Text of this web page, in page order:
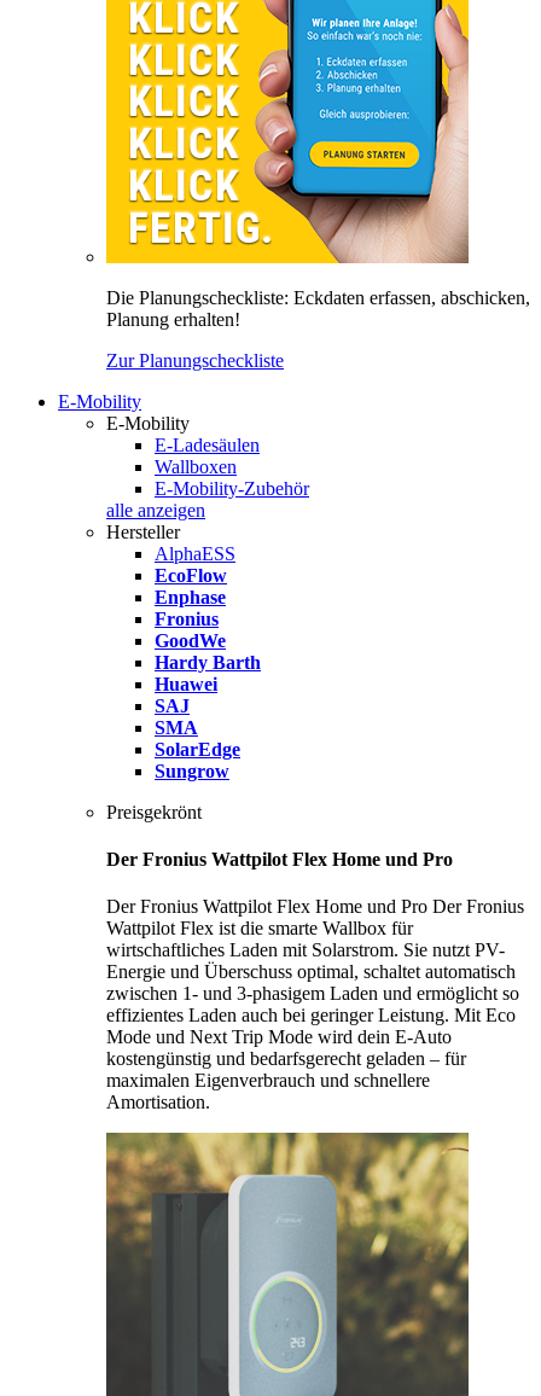
Die Planungscheckliste: Eckdaten erfassen, abschicken,
Planung erhalten!
Zur Planungscheckliste
E-Mobility
E-Mobility
E-Ladesäulen
Wallboxen
E-Mobility-Zubehör
alle anzeigen
Hersteller
AlphaESS
EcoFlow
Enphase
Fronius
GoodWe
Hardy Barth
Huawei
SAJ
SMA
SolarEdge
Sungrow
Preisgekrönt
Der Fronius Wattpilot Flex Home und Pro
Der Fronius Wattpilot Flex Home und Pro Der Fronius
Wattpilot Flex ist die smarte Wallbox für
wirtschaftliches Laden mit Solarstrom. Sie nutzt PV-
Energie und Überschuss optimal, schaltet automatisch
zwischen 1- und 3-phasigem Laden und ermöglicht so
effizientes Laden auch bei geringer Leistung. Mit Eco
Mode und Next Trip Mode wird dein E-Auto
kostengünstig und bedarfsgerecht geladen – für
maximalen Eigenverbrauch und schnellere
Amortisation.